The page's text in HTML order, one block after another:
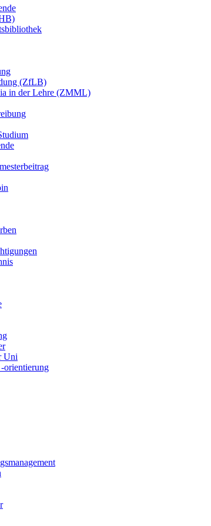
(ZfLB)
in der Lehre (ZMML)
Uni
orientierung